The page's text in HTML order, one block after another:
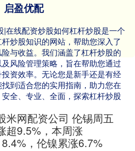
启盈优配
|在线配资炒股如何杠杆炒股是一个
炒股知识的网站，帮助您深入了
与收益。我们涵盖了杠杆炒股的
风险管理策略，旨在帮助您通过
资效率。无论您是新手还是有经
到适合您的实用指南，助力您在
全、专业、全面，探索杠杆炒股
米网配资公司 伦锡周五
超9.5%，本周涨
，伦镍累涨6.7%